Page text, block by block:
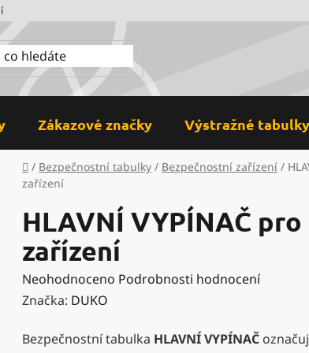
Zákazové značky Výstražné tabulky
Domů
/ Bezpečnostní tabulky / Bezpečnostní zařízení /
zařízení
HLAVNÍ VYPÍNAČ pro
zařízení
Průměrné
hodnocení
je
Neohodnoceno Podrobnosti hodnocení
Značka: DUKO
Bezpečnostní tabulka HLAVNÍ VYPÍNAČ